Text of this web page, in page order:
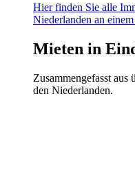
Hier finden Sie alle
Niederlanden an
Mieten in
Zusammengefasst aus
den Niederlanden.